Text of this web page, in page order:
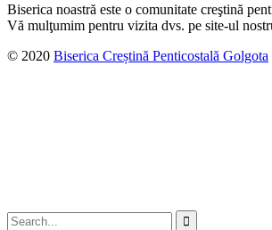
Biserica noastră este o comunitate creştină
Vă mulţumim pentru vizita dvs. pe site-ul
© 2020 Biserica Creștină Penticostală Golgota
